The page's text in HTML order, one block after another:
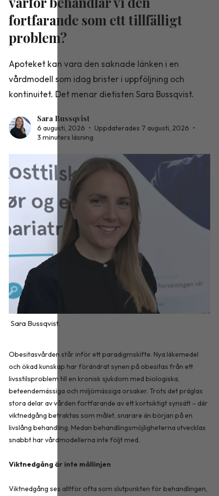
fortfarande som ett tillfälligt
problem?
Apoteket kan vara den saknade länken i en
vårdmodell som idag brister i uppföljning och
kontinuitet. Det menar dietisten Sara Bussqvist.
Sara Bussqvist
6 augusti, 2026 • Uppdaterades 7 augusti, 2026 •
3 minuters läsning
Sara Bussqvist.
Obesitasvården står inför ett paradigmskifte. Nya läkemedel
och ökad kunskap har förändrat synen på obesitas från ett
livsstilsproblem till en kronisk sjukdom med biologiska,
beteendemässiga och miljömässiga orsaker. Trots det präglas
stora delar av vården fortfarande av ett kortsiktigt synsätt – där
viktnedgång betraktas som målet, snarare än början på en
livslång behandling. Medan behandlingsmöjligheterna utvecklas
snabbt har vårdmodellerna inte följt med.
Viktnedgång är inte mållinjen
Viktnedgång ses alltför ofta som slutpunkten för behandlingen,